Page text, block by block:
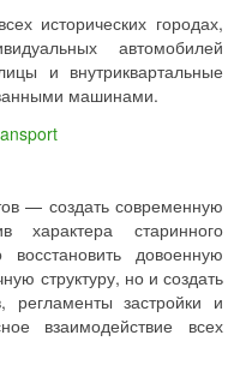
исторических городах,
автомобилей
и внутриквартальные
машинами.
— создать современную
старинного
довоенную
структуру, но и создать
регламенты застройки и
взаимодействие всех